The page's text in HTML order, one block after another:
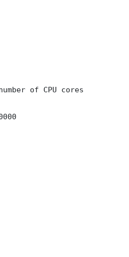
of CPU cores